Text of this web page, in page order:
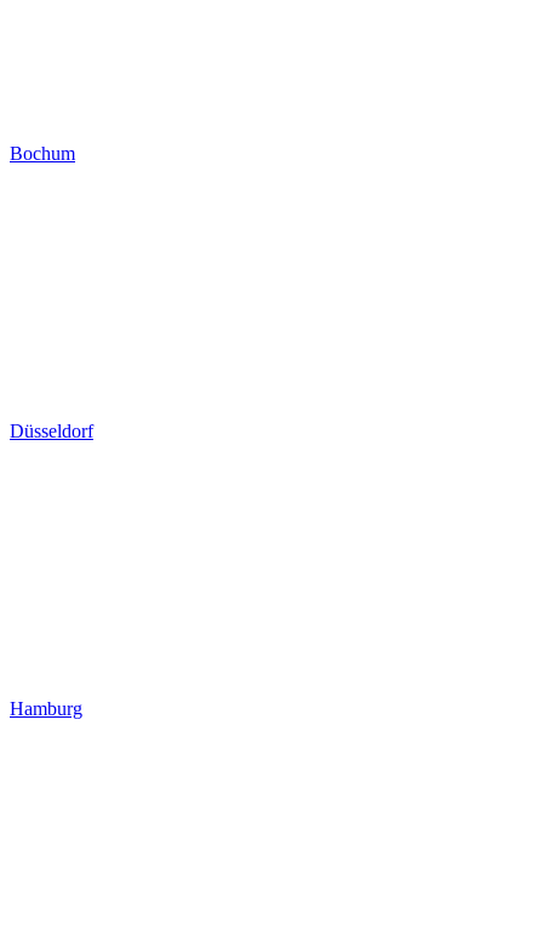
Bochum
Düsseldorf
Hamburg